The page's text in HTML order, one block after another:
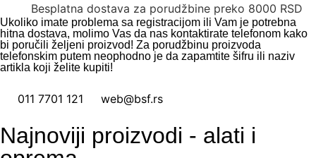
Besplatna dostava za porudžbine preko 8000 RSD
Ukoliko imate problema sa registracijom ili Vam je potrebna
hitna dostava, molimo Vas da nas kontaktirate telefonom kako
bi poručili željeni proizvod! Za porudžbinu proizvoda
telefonskim putem neophodno je da zapamtite šifru ili naziv
artikla koji želite kupiti!
011 7701 121 web@bsf.rs
Najnoviji proizvodi - alati i